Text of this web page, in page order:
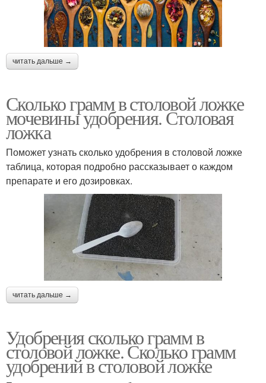
читать дальше →
Сколько грамм в столовой ложке
мочевины удобрения. Столовая
ложка
Поможет узнать сколько удобрения в столовой ложке
таблица, которая подробно рассказывает о каждом
препарате и его дозировках.
читать дальше →
Удобрения сколько грамм в
столовой ложке. Сколько грамм
удобрений в столовой ложке